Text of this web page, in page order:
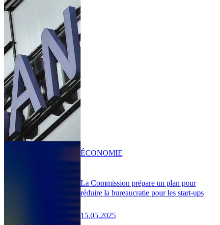
La Commission prépare un plan pour
réduire la bureaucratie pour les start-ups
15.05.2025
ÉCONOMIE